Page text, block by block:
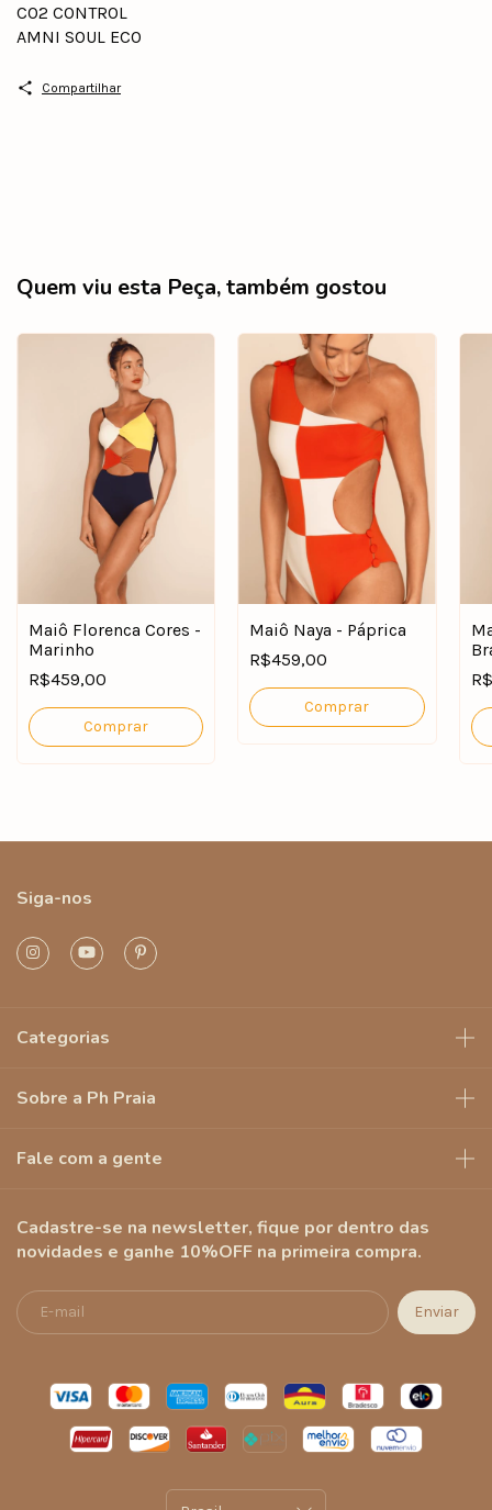
CO2 CONTROL
AMNI SOUL ECO
Compartilhar
Quem viu esta Peça, também gostou
Maiô Florenca Cores -
Marinho
R$459,00
Comprar
Maiô Naya - Páprica
R$459,00
Comprar
Siga-nos
Categorias
Sobre a Ph Praia
Fale com a gente
Cadastre-se na newsletter, fique por dentro das
novidades e ganhe 10%OFF na primeira compra.